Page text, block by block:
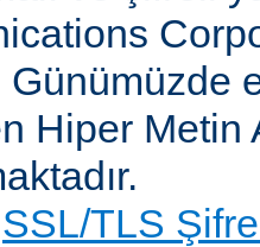
Günümüzde
Hiper Metin
SSL/TLS